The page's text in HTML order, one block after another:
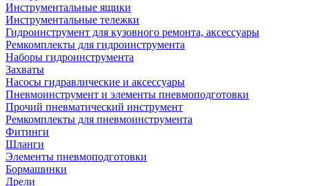
Инструментальные ящики
Инструментальные тележки
Гидроинструмент для кузовного ремонта, аксессуары
Ремкомплекты для гидроинструмента
Наборы гидроинструмента
Захваты
Насосы гидравлические и аксессуары
Пневмоинструмент и элементы пневмоподготовки
Прочий пневматический инструмент
Ремкомплекты для пневмоинструмента
Фитинги
Шланги
Элементы пневмоподготовки
Бормашинки
Дрели